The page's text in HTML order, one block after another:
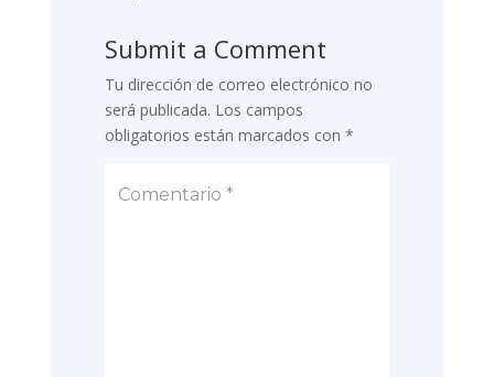
Submit a Comment
Tu dirección de correo electrónico no
será publicada. Los campos
obligatorios están marcados con *